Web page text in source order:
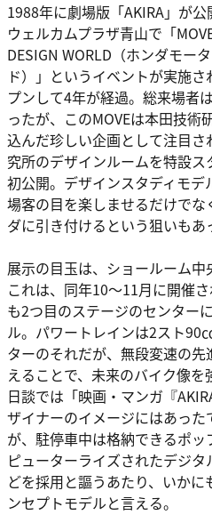
1988年に劇場版「AKIRA」が
ウェルカムプラザ青山で「
DESIGN WORLD（ホンダモー
ド）」というイベントが実施
プンして4年が経過。総来場者
ったが、このMOVEは本田技術
込んだ珍しい企画として注目
究所のデザインルームを特設
初公開。デザインスタディモ
場客の目を楽しませるだけで
ダに引き付けるという狙いもあ
展示の目玉は、ショールーム中
これは、同年10～11月に開催
も2つ目のステージのセンター
ル。パワートレインは2スト90
ターのそれだが、無段変速の
えることで、未来のバイク像
日談では「映画・マンガ『
ザイナーのイメージにはあっ
が、駐停車中は格納できるポ
ピューターライズされたデジ
どを採用と謳うあたり、いか
ンセプトモデルと言える。